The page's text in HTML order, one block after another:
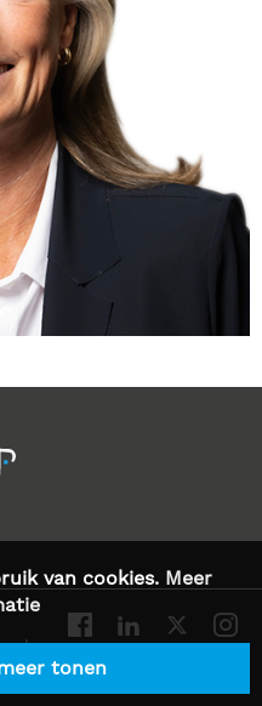
van cookies. Meer
tonen